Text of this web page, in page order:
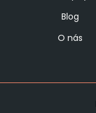
Blog
O nás